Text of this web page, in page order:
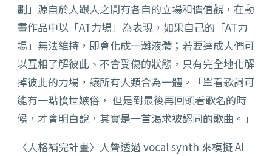
劃」源自於人跟人之間有各自的立場和價值觀，在動
畫作品中以「AT力場」為表現，如果自己的「AT力
場」無法維持，即會化成一灘液體；若要達成人們可
以互相了解彼此、不會受傷的狀態，只有完全地化解
掉彼此的力場，讓所有人類合為一體。「單看歌詞可
能有一點憤世嫉俗， 但是到最後再回頭看歌名的時
候，才會明白說，其實是一首渴求被認同的歌曲。」
〈人格補完計畫〉人聲透過 vocal synth 來模擬 AI